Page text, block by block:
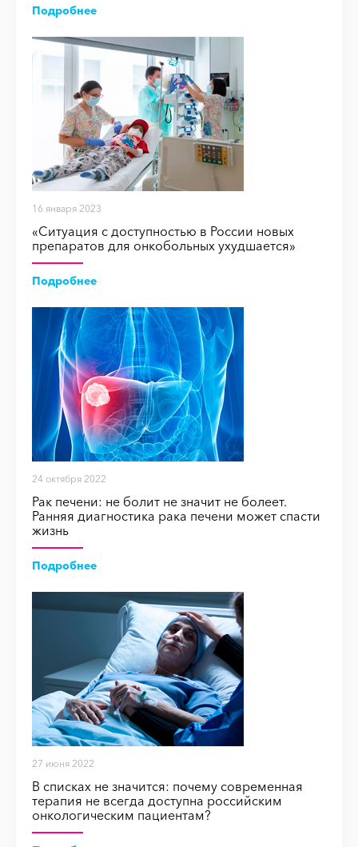
Подробнее
16 января 2023
«Ситуация с доступностью в России новых
препаратов для онкобольных ухудшается»
Подробнее
24 октября 2022
Рак печени: не болит не значит не болеет.
Ранняя диагностика рака печени может спасти
жизнь
Подробнее
27 июня 2022
В списках не значится: почему современная
терапия не всегда доступна российским
онкологическим пациентам?